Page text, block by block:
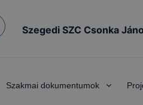
Szegedi SZC Csonka
Szakmai dokumentumok